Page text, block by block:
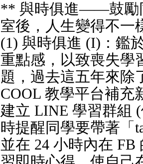
** 與時俱進——鼓勵
室後，人生變得不一
(1) 與時俱進 (I)：鑑
重點感，以致喪失學
題，過去這五年來除
COOL 教學平台補充
建立 LINE 學習群組
時提醒同學要帶著「
並在 24 小時內在 FB